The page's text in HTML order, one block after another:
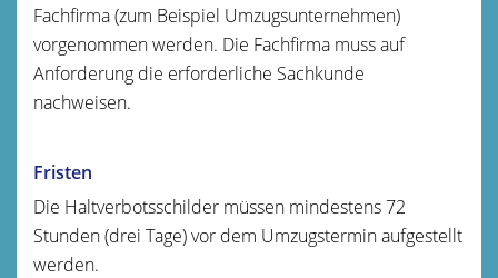
Fachfirma (zum Beispiel Umzugsunternehmen)
vorgenommen werden. Die Fachfirma muss auf
Anforderung die erforderliche Sachkunde
nachweisen.
Fristen
Die Haltverbotsschilder müssen mindestens 72
Stunden (drei Tage) vor dem Umzugstermin aufgestellt
werden.